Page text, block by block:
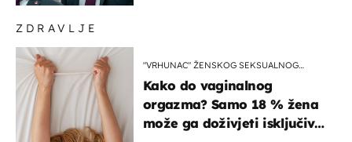
ZDRAVLJE
"VRHUNAC" ŽENSKOG SEKSUALNOG
Kako do vaginalnog
orgazma? Samo 18 % žena
može ga doživjeti isključivo